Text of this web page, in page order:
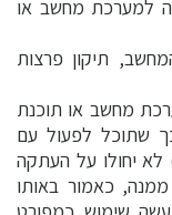
למערכת מחשב או
תיקון פרצות
מחשב או תוכנת
שתוכל לפעול עם
יחולו על העתקה
כאמור באותו